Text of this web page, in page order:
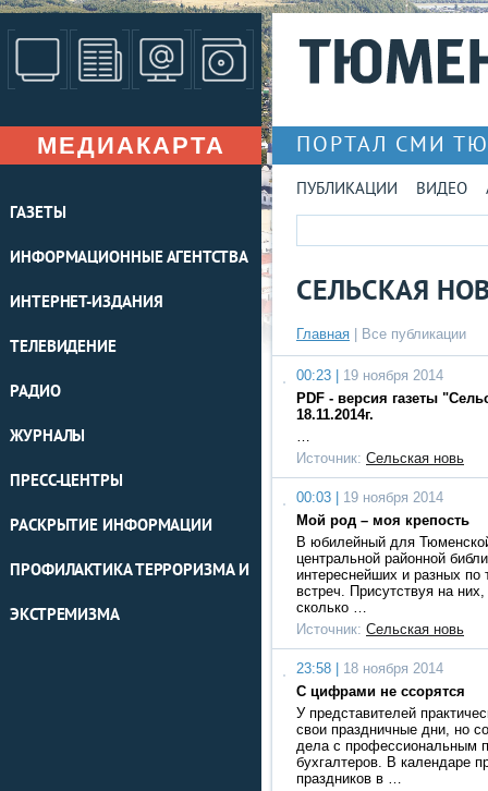
МЕДИАКАРТА
ГАЗЕТЫ
ИНФОРМАЦИОННЫЕ АГЕНТСТВА
ИНТЕРНЕТ-ИЗДАНИЯ
ТЕЛЕВИДЕНИЕ
РАДИО
ЖУРНАЛЫ
ПРЕСС-ЦЕНТРЫ
РАСКРЫТИЕ ИНФОРМАЦИИ
ПРОФИЛАКТИКА ТЕРРОРИЗМА И
ЭКСТРЕМИЗМА
ПОРТАЛ СМИ
ПУБЛИКАЦИИ ВИДЕО
СЕЛЬСКАЯ
Главная Все публикации
00:23 |
19 ноября 2014
PDF - версия газеты
18.11.2014г.
…
Источник: Сельская новь
00:03 |
19 ноября 2014
Мой род – моя крепость
В юбилейный для
центральной районной
интереснейших и разных по
встреч. Присутствуя на
сколько …
Источник: Сельская новь
23:58 |
18 ноября 2014
С цифрами не ссорятся
У представителей
свои праздничные дни, но
дела с профессиональным
бухгалтеров. В календаре
праздников в …